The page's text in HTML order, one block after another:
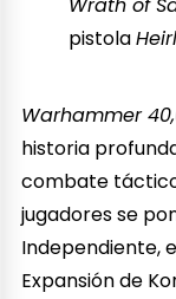
Wrath of
pistola
Warhammer
historia
combate táctico
jugadores se
Independiente,
Expansión de